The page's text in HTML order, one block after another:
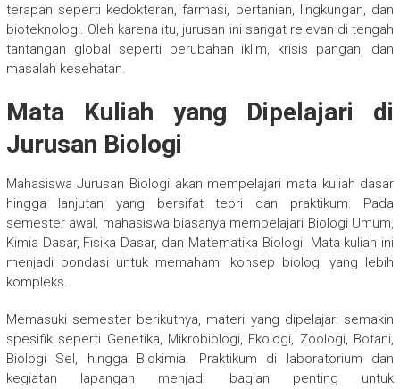
terapan seperti kedokteran, farmasi, pertanian, lingkungan, dan
bioteknologi. Oleh karena itu, jurusan ini sangat relevan di tengah
tantangan global seperti perubahan iklim, krisis pangan, dan
masalah kesehatan.
Mata Kuliah yang Dipelajari di
Jurusan Biologi
Mahasiswa Jurusan Biologi akan mempelajari mata kuliah dasar
hingga lanjutan yang bersifat teori dan praktikum. Pada
semester awal, mahasiswa biasanya mempelajari Biologi Umum,
Kimia Dasar, Fisika Dasar, dan Matematika Biologi. Mata kuliah ini
menjadi pondasi untuk memahami konsep biologi yang lebih
kompleks.
Memasuki semester berikutnya, materi yang dipelajari semakin
spesifik seperti Genetika, Mikrobiologi, Ekologi, Zoologi, Botani,
Biologi Sel, hingga Biokimia. Praktikum di laboratorium dan
kegiatan lapangan menjadi bagian penting untuk